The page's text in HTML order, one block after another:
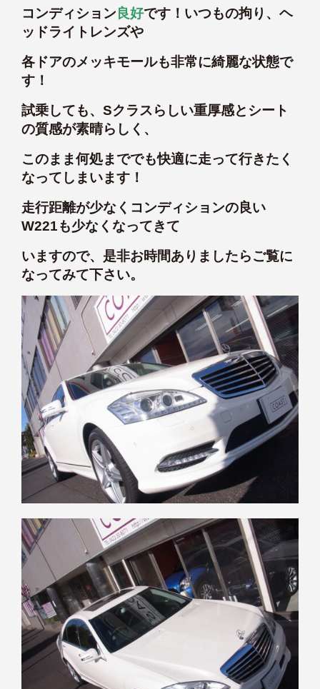
コンディション 良好です！いつもの拘り、ヘ
ッドライトレンズや
各ドアのメッキモールも非常に綺麗な状態で
す！
試乗しても、Sクラスらしい重厚感とシート
の質感が素晴らしく、
このまま何処まででも快適に走って行きたく
なってしまいます！
走行距離が少なくコンディションの良い
W221も少なくなってきて
いますので、是非お時間ありましたらご覧に
なってみて下さい。